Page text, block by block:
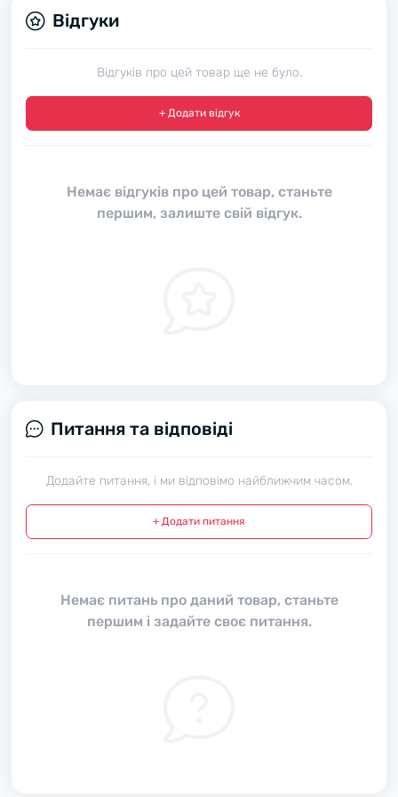
Відгуки
Відгуків про цей товар ще не було.
+ Додати відгук
Немає відгуків про цей товар, станьте
першим, залиште свій відгук.
Питання та відповіді
Додайте питання, і ми відповімо найближчим часом.
+ Додати питання
Немає питань про даний товар, станьте
першим і задайте своє питання.